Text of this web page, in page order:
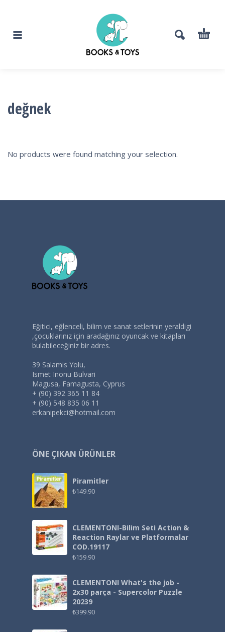
değnek
No products were found matching your selection.
Eğitici, eğlenceli, bilim ve sanat setlerinin yeraldigi
,çocuklarınız için aradağınız oyuncak ve kitapları
bulabileceğiniz bir adres.
39 Salamis Yolu,
Ismet Inonu Bulvari
Magusa, Famagusta, Cyprus
+ (90) 392 365 11 84
+ (90) 548 835 06 11
erkanipekci@hotmail.com
ÖNE ÇIKAN ÜRÜNLER
Piramitler
₺149.90
CLEMENTONI-Bilim Seti Action &
Reaction Raylar ve Platformalar
COD.19117
₺159.90
CLEMENTONI What's the job -
2x30 parça - Supercolor Puzzle
20239
₺399.90